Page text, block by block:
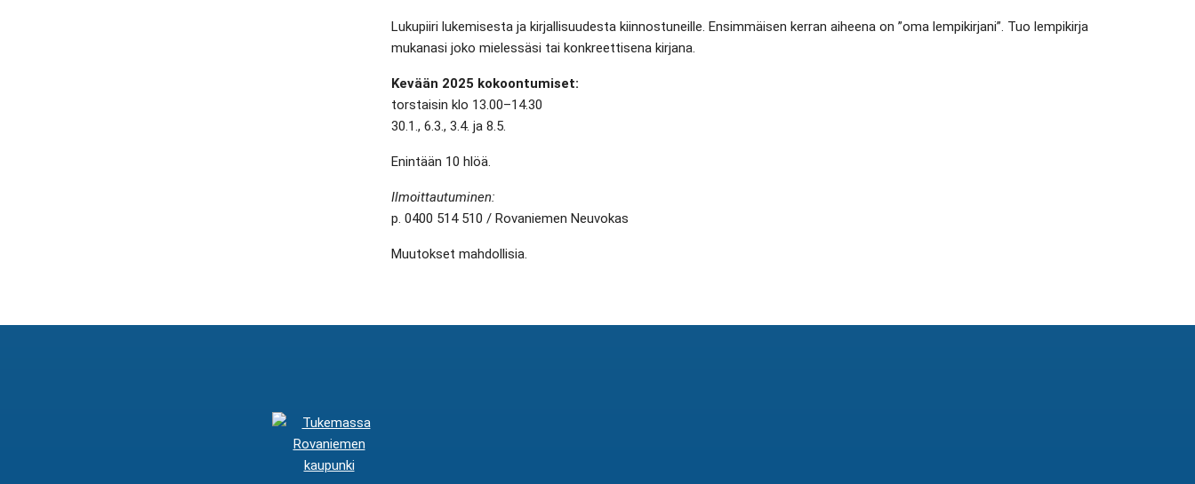
Lukupiiri lukemisesta ja kirjallisuudesta kiinnostuneille. Ensimmäisen kerran aiheena on ”oma lempikirjani”. Tuo lempikirja
mukanasi joko mielessäsi tai konkreettisena kirjana.
Kevään 2025 kokoontumiset:
torstaisin klo 13.00–14.30
30.1., 6.3., 3.4. ja 8.5.
Enintään 10 hlöä.
Ilmoittautuminen:
p. 0400 514 510 / Rovaniemen Neuvokas
Muutokset mahdollisia.